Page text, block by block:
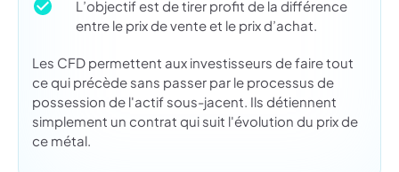
L’objectif est de tirer profit de la différence
entre le prix de vente et le prix d’achat.
Les CFD permettent aux investisseurs de faire tout
ce qui précède sans passer par le processus de
possession de l'actif sous-jacent. Ils détiennent
simplement un contrat qui suit l'évolution du prix de
ce métal.